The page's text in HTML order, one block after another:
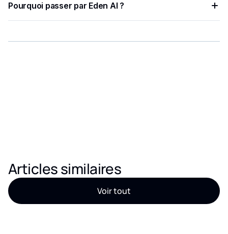
application, nous vous suggérons de lire l'article de Make
sur 5 solutions d'IA prêtes à l'emploi pour créer et optimiser
Pourquoi passer par Eden AI ?
tests et limite les intégrations à maintenir.
Articles similaires
Voir tout